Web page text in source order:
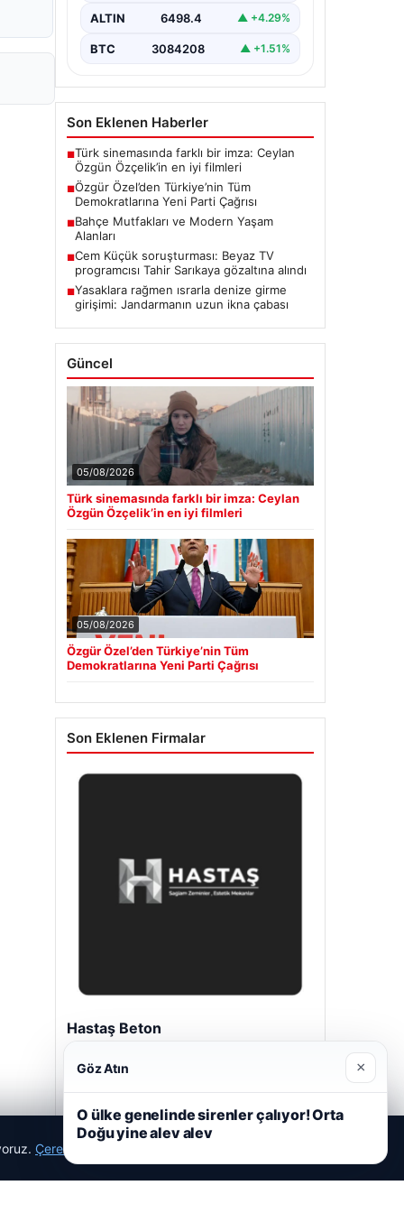
toplantısında önemli açıklamalarda…
ALTIN 6498.4 ▲ +4.29%
BTC 3084208 ▲ +1.51%
Son Eklenen Haberler
■Türk sinemasında farklı bir imza: Ceylan
Özgün Özçelik’in en iyi filmleri
■Özgür Özel’den Türkiye’nin Tüm
Demokratlarına Yeni Parti Çağrısı
■Bahçe Mutfakları ve Modern Yaşam
Alanları
■Cem Küçük soruşturması: Beyaz TV
programcısı Tahir Sarıkaya gözaltına alındı
■Yasaklara rağmen ısrarla denize girme
girişimi: Jandarmanın uzun ikna çabası
Güncel
05/08/2026
Türk sinemasında farklı bir imza: Ceylan
Özgün Özçelik’in en iyi filmleri
05/08/2026
Özgür Özel’den Türkiye’nin Tüm
Demokratlarına Yeni Parti Çağrısı
Son Eklenen Firmalar
Hastaş Beton
Çerez Politikamız
Göz Atın ×
O ülke genelinde sirenler çalıyor! Orta
Doğu yine alev alev